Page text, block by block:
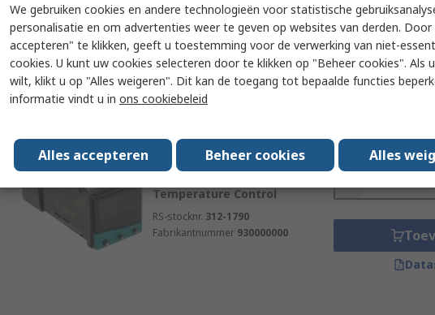
RS-stocknr.312-1841
Fabrikantnummer 331100000
CAL 9300 Panel PID
Temperature Controller, 2
Temperature Control
RS-stocknr. 312-1790
Fabrikantnummer 930000000
€ 278,13(excl. BTW)
Aantal
We gebruiken cookies en andere technologieën voor statistische
personalisatie en om advertenties weer te geven op websites van derden. Door
accepteren" te klikken, geeft u toestemming voor de verwerking van niet-
cookies. U kunt uw cookies selecteren door te klikken op "Beheer cookies". Als
wilt, klikt u op "Alles weigeren". Dit kan de toegang tot bepaalde functies
informatie vindt u in ons cookiebeleid
Alles accepteren Beheer cookies Alles